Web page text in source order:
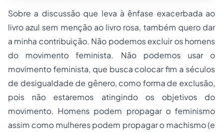
Sobre a discussão que leva à ênfase exacerbada ao
livro azul sem menção ao livro rosa, também quero dar
a minha contribuição. Não podemos excluir os homens
do movimento feminista. Não podemos usar o
movimento feminista, que busca colocar fim a séculos
de desigualdade de gênero, como forma de exclusão,
pois não estaremos atingindo os objetivos do
movimento. Homens podem propagar o feminismo
assim como mulheres podem propagar o machismo (e